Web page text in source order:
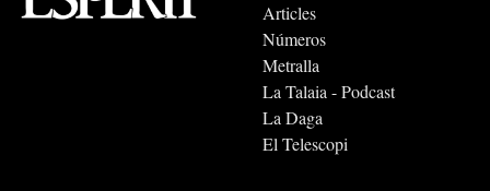
Articles
Números
Metralla
La Talaia - Podcast
La Daga
El Telescopi